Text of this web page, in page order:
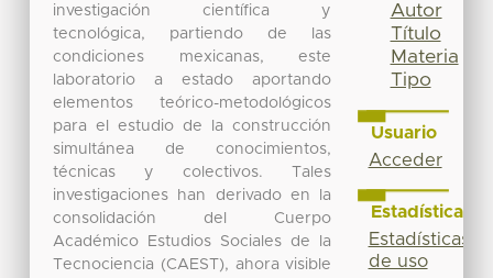
investigación científica y
tecnológica, partiendo de las
condiciones mexicanas, este
laboratorio a estado aportando
elementos teórico-metodológicos
para el estudio de la construcción
simultánea de conocimientos,
técnicas y colectivos. Tales
investigaciones han derivado en la
consolidación del Cuerpo
Académico Estudios Sociales de la
Tecnociencia (CAEST), ahora visible
Autor
Título
Materia
Tipo
Usuario
Acceder
Estadísticas
Estadísticas
de uso